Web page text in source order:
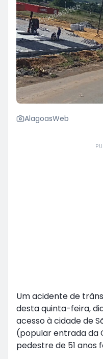
AlagoasWeb
Um acidente de
desta quinta-feira,
acesso à cidade de
(popular entrada da
pedestre de 51 anos